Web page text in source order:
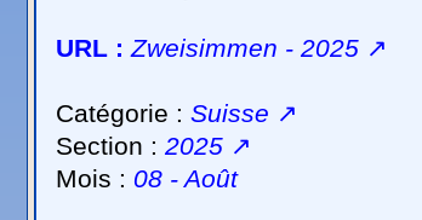
URL : Zweisimmen - 2025 ↗
Catégorie : Suisse ↗
Section : 2025 ↗
Mois : 08 - Août